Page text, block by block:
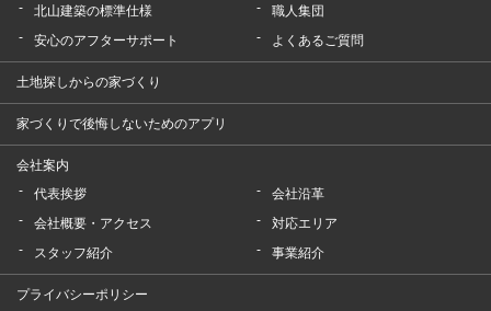
北山建築の標準仕様
職人集団
安心のアフターサポート
よくあるご質問
土地探しからの家づくり
家づくりで後悔しないためのアプリ
会社案内
代表挨拶
会社沿革
会社概要・アクセス
対応エリア
スタッフ紹介
事業紹介
プライバシーポリシー